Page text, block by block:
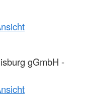
gGmbH -